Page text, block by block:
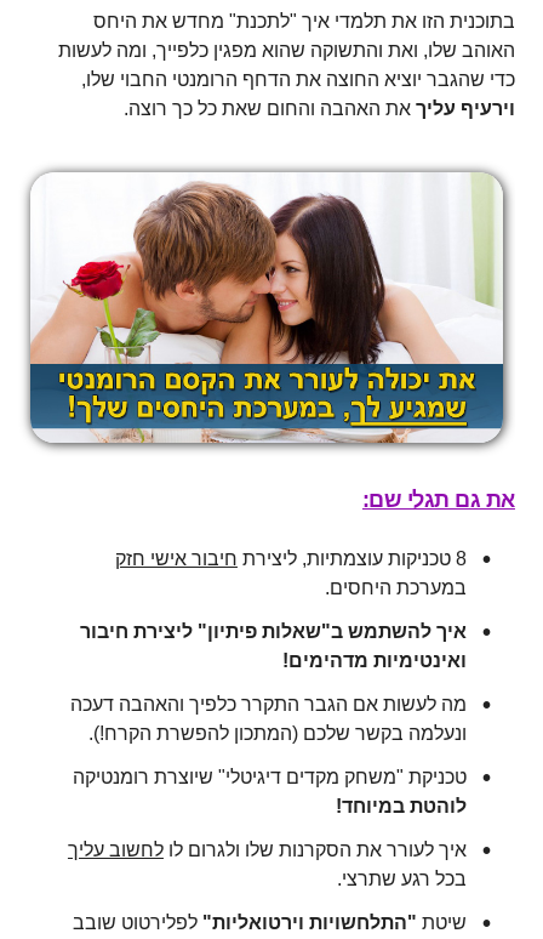
בתוכנית הזו את תלמדי איך "לתכנת" מחדש את היחס
האוהב שלו, ואת והתשוקה שהוא מפגין כלפייך, ומה לעשות
כדי שהגבר יוציא החוצה את הדחף הרומנטי החבוי שלו,
וירעיף עליךאת האהבה והחום שאת כל כך רוצה.
את גם תגלי שם:
8 טכניקות עוצמתיות, ליצירת
חיבור אישי חזק
במערכת היחסים.
איך להשתמש ב"שאלות פיתיון" ליצירת חיבור
ואינטימיות מדהימים!
מה לעשות אם הגבר התקרר כלפיך והאהבה דעכה
ונעלמה בקשר שלכם (המתכון להפשרת הקרח!).
טכניקת "משחק מקדים דיגיטלי" שיוצרת רומנטיקה
לוהטת במיוחד!
איך לעורר את הסקרנות שלו ולגרום לולחשוב עליך
בכל רגע שתרצי.
שיטת "התלחשויות וירטואליות" לפלירטוט שובב